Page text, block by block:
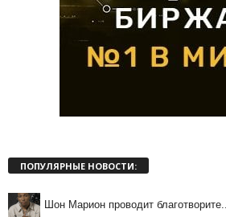
ПОПУЛЯРНЫЕ НОВОСТИ:
Шон Марион проводит благотворите...